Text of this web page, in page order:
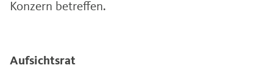
Konzern betreffen.
Aufsichtsrat